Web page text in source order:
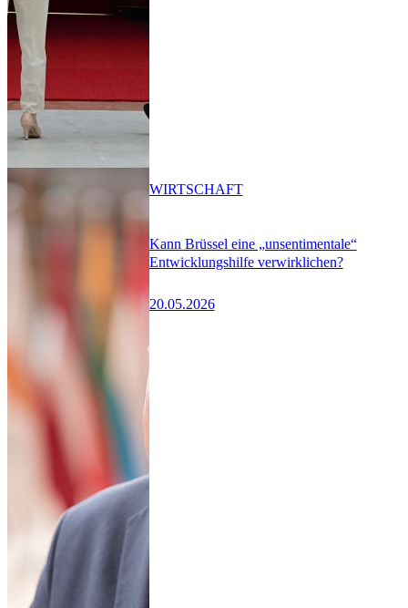
Kann Brüssel eine „unsentimentale“
Entwicklungshilfe verwirklichen?
20.05.2026
WIRTSCHAFT